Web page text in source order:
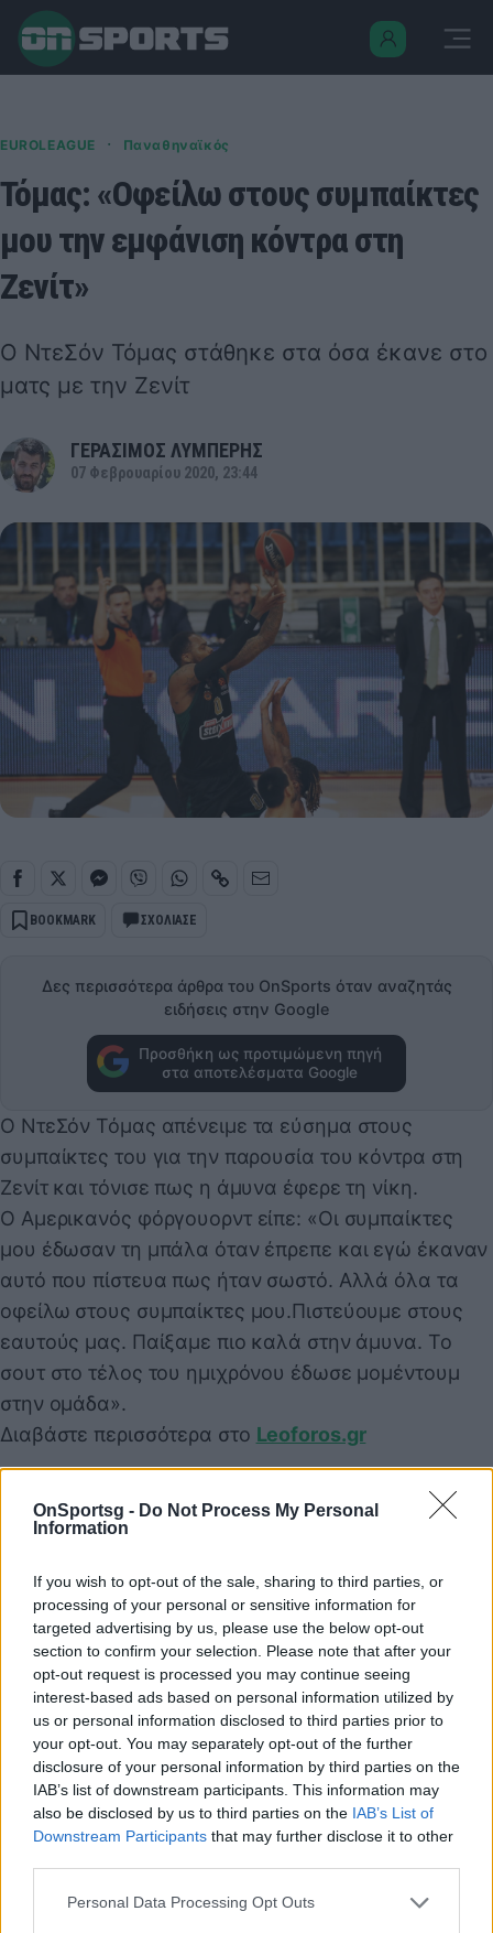
OnSportsg - Do Not Process My Personal
Information
If you wish to opt-out of the sale, sharing to third parties, or
processing of your personal or sensitive information for
targeted advertising by us, please use the below opt-out
section to confirm your selection. Please note that after your
opt-out request is processed you may continue seeing
interest-based ads based on personal information utilized by
us or personal information disclosed to third parties prior to
your opt-out. You may separately opt-out of the further
disclosure of your personal information by third parties on the
IAB’s list of downstream participants. This information may
also be disclosed by us to third parties on the IAB’s List of
Downstream Participants that may further disclose it to other
Personal Data Processing Opt Outs
EUROLEAGUE · Παναθηναϊκός
Τόμας: «Οφείλω στους συμπαίκτες
μου την εμφάνιση κόντρα στη
Ζενίτ»
Ο ΝτεΣόν Τόμας στάθηκε στα όσα έκανε στο
ματς με την Ζενίτ
ΓΕΡΑΣΙΜΟΣ ΛΥΜΠΕΡΗΣ
07 Φεβρουαρίου 2020, 23:44
BOOKMARK ΣΧΟΛΙΑΣΕ
Δες περισσότερα άρθρα του OnSports όταν αναζητάς
ειδήσεις στην Google
Προσθήκη ως προτιμώμενη πηγή
στα αποτελέσματα Google
Ο ΝτεΣόν Τόμας απένειμε τα εύσημα στους
συμπαίκτες του για την παρουσία του κόντρα στη
Ζενίτ και τόνισε πως η άμυνα έφερε τη νίκη.
Ο Αμερικανός φόργουορντ είπε: «Οι συμπαίκτες
μου έδωσαν τη μπάλα όταν έπρεπε και εγώ έκαναν
αυτό που πίστευα πως ήταν σωστό. Αλλά όλα τα
οφείλω στους συμπαίκτες μου.Πιστεύουμε στους
εαυτούς μας. Παίξαμε πιο καλά στην άμυνα. Το
σουτ στο τέλος του ημιχρόνου έδωσε μομέντουμ
στην ομάδα».
Διαβάστε περισσότερα στο Leoforos.gr
Παιχνίδι από παντού στη Novibet με το
Τόμας Ντεσόν Παναθηναϊκός Euroleague
COMMENTS